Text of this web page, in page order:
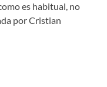
es habitual, no
por Cristian